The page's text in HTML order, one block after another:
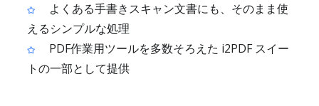
よくある手書きスキャン文書にも、そのまま使
えるシンプルな処理
PDF作業用ツールを多数そろえた i2PDF スイー
トの一部として提供